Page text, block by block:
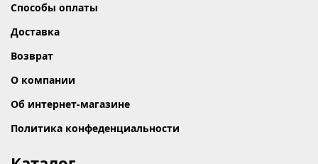
Способы оплаты
Доставка
Возврат
О компании
Об интернет-магазине
Политика конфеденциальности